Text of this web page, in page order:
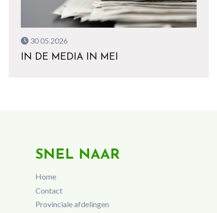
30 05 2026
IN DE MEDIA IN MEI
SNEL NAAR
Home
Contact
Provinciale afdelingen